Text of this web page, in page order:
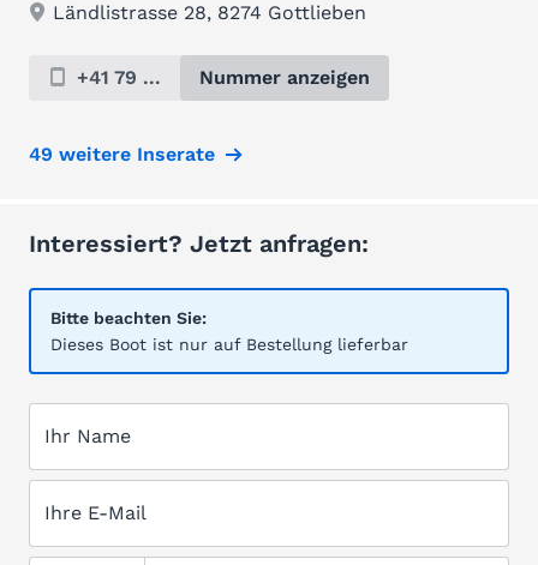
Ländlistrasse 28, 8274 Gottlieben
+41 79 ... Nummer anzeigen
49 weitere Inserate
Interessiert? Jetzt anfragen:
Bitte beachten Sie:
Dieses Boot ist nur auf Bestellung lieferbar
Ihr Name
Ihre E-Mail